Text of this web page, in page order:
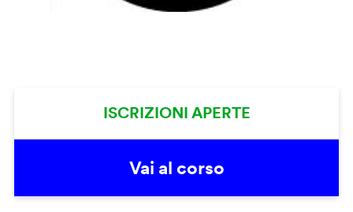
ISCRIZIONI APERTE
Vai al corso